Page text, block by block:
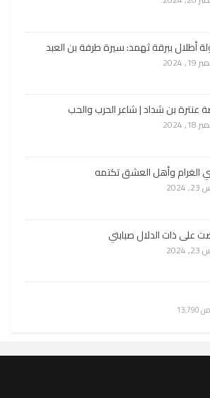
أطلال ببرقة ثهمد: سيرة طرفة بن العبد
2024
عنترة بن شداد | شاعر الحرب والحب
2024
الغرام وأهل العشق تكتمه
على ذات الدلال صبابتي